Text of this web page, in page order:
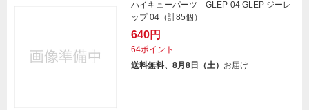
ハイキューパーツ GLEP-04 GLEP ジーレ
ップ 04（計85個）
640円
64ポイント
送料無料、8月8日（土） お届け